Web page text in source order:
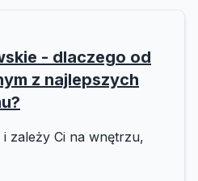
- dlaczego od
z najlepszych
zależy Ci na wnętrzu,